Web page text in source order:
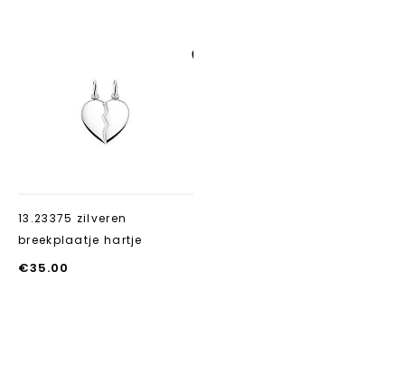
13.23375 zilveren
breekplaatje hartje
€35.00